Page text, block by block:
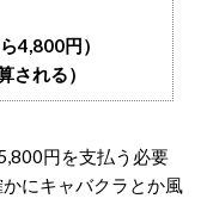
4,800円）
される）
円を支払う必要
にキャバクラとか風